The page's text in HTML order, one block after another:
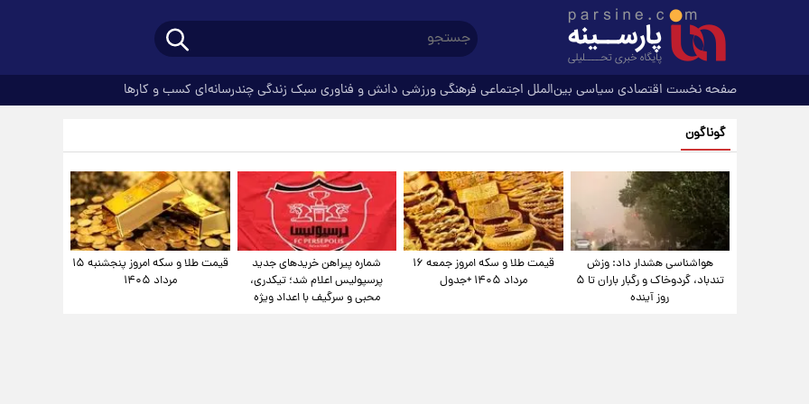
صفحه نخست اقتصادی سیاسی بین‌الملل اجتماعی فرهنگیورزشی دانش و فناوری سبک زندگیچندرسانه‌ای کسب و کارها
گوناگون
هواشناسی هشدار داد: وزش
تندباد، گردوخاک و رگبار باران تا ۵
روز آینده
قیمت طلا و سکه امروز جمعه ۱۶
مرداد ۱۴۰۵ +جدول
شماره پیراهن خریدهای جدید
پرسپولیس اعلام شد؛ تیکدری،
محبی و سرگیف با اعداد ویژه
قیمت طلا و سکه امروز پنجشنبه ۱۵
مرداد ۱۴۰۵